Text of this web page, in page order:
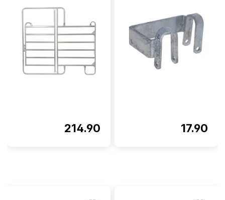
214.90 17.90